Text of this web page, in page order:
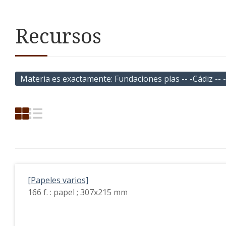
Recursos
Materia es exactamente Fundaciones pías -- -Cádiz --
[Papeles varios]
166 f. : papel ; 307x215 mm